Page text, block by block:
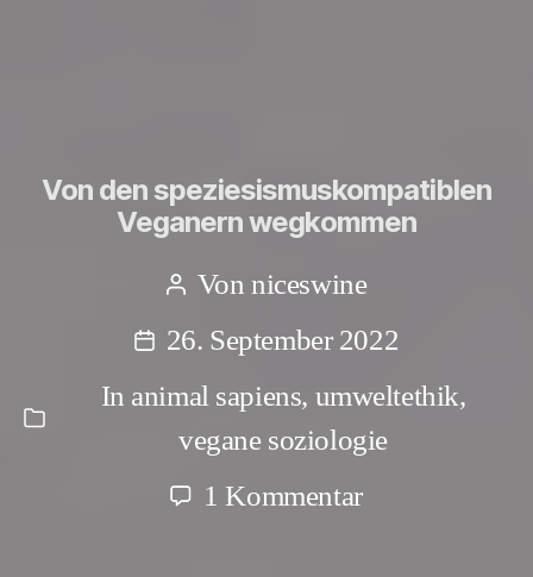
Von den speziesismuskompatiblen
Veganern wegkommen
Beitragsautor
Vonniceswine
Beitragsdatum
26. September 2022
Kategorien
In animal sapiens, umweltethik,
vegane soziologie
1 Kommentarzu